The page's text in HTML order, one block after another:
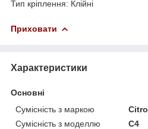
Тип кріплення: Клійні
Приховати
Характеристики
Основні
Сумісність з маркою
Сумісність з моделлю
C4